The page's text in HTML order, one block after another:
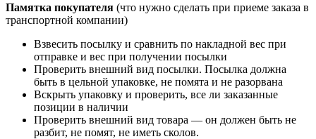
Памятка покупателя (что нужно сделать при приеме заказа в
транспортной компании)
Взвесить посылку и сравнить по накладной вес при
отправке и вес при получении посылки
Проверить внешний вид посылки. Посылка должна
быть в цельной упаковке, не помята и не разорвана
Вскрыть упаковку и проверить, все ли заказанные
позиции в наличии
Проверить внешний вид товара — он должен быть не
разбит, не помят, не иметь сколов.